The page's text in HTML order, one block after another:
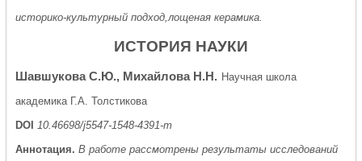
историко-культурный подход,лощеная керамика.
ИСТОРИЯ НАУКИ
Шавшукова С.Ю., Михайлова Н.Н. Научная школа
академика Г.А. Толстикова
DOI
10.46698/j5547-1548-4391-m
Аннотация. В работе рассмотрены результаты исследований